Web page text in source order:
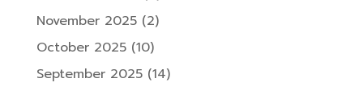
November 2025(2)
October 2025(10)
September 2025(14)